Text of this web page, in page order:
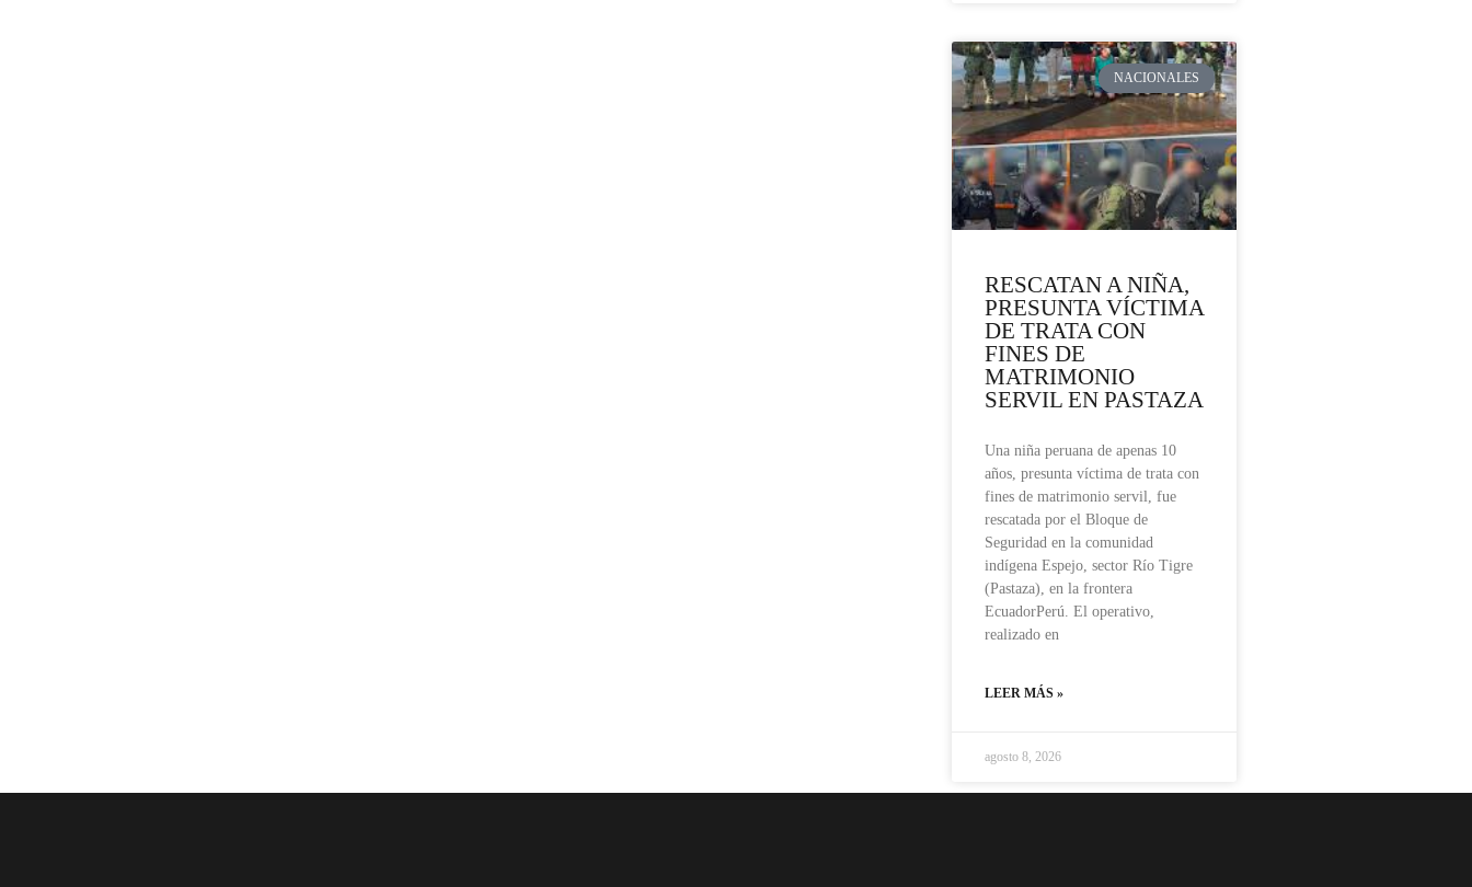
NACIONALES
RESCATAN A NIÑA,
PRESUNTA VÍCTIMA
DE TRATA CON
FINES DE
MATRIMONIO
SERVIL EN PASTAZA
Una niña peruana de apenas 10
años, presunta víctima de trata con
fines de matrimonio servil, fue
rescatada por el Bloque de
Seguridad en la comunidad
indígena Espejo, sector Río Tigre
(Pastaza), en la frontera
EcuadorPerú. El operativo,
realizado en
LEER MÁS »
agosto 8, 2026